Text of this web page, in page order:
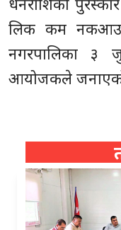
लिक कम नकआउट
नगरपालिका ३
आयोजकले